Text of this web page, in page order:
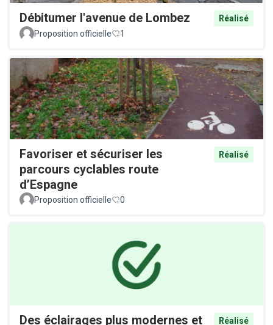
Débitumer l'avenue de Lombez
Réalisé
Proposition officielle
1
Favoriser et sécuriser les
parcours cyclables route
d’Espagne
Réalisé
Proposition officielle 0
Des éclairages plus modernes et Réalisé